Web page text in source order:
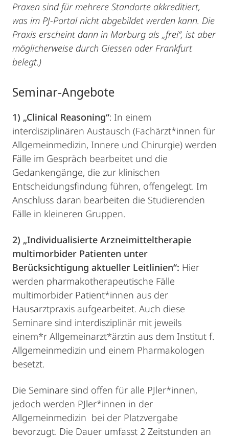
Praxen sind für mehrere Standorte akkreditiert,
was im PJ-Portal nicht abgebildet werden kann. Die
Praxis erscheint dann in Marburg als „frei“, ist aber
möglicherweise durch Giessen oder Frankfurt
belegt.)
Seminar-Angebote
1) „Clinical Reasoning“: In einem
interdisziplinären Austausch (Fachärzt*innen für
Allgemeinmedizin, Innere und Chirurgie) werden
Fälle im Gespräch bearbeitet und die
Gedankengänge, die zur klinischen
Entscheidungsfindung führen, offengelegt. Im
Anschluss daran bearbeiten die Studierenden
Fälle in kleineren Gruppen.
2) „Individualisierte Arzneimitteltherapie
multimorbider Patienten unter
Berücksichtigung aktueller Leitlinien“: Hier
werden pharmakotherapeutische Fälle
multimorbider Patient*innen aus der
Hausarztpraxis aufgearbeitet. Auch diese
Seminare sind interdisziplinär mit jeweils
einem*r Allgemeinarzt*ärztin aus dem Institut f.
Allgemeinmedizin und einem Pharmakologen
besetzt.
Die Seminare sind offen für alle PJler*innen,
jedoch werden PJler*innen in der
Allgemeinmedizin bei der Platzvergabe
bevorzugt. Die Dauer umfasst 2 Zeitstunden an